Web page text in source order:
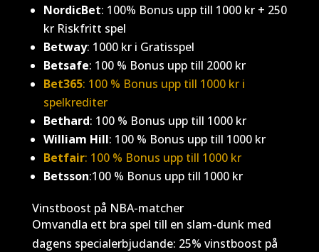
NordicBet: 100% Bonus upp till 1000 kr + 250
kr Riskfritt spel
Betway: 1000 kr i Gratisspel
Betsafe: 100 % Bonus upp till 2000 kr
Bet365: 100 % Bonus upp till 1000 kr i
spelkrediter
Bethard: 100 % Bonus upp till 1000 kr
William Hill: 100 % Bonus upp till 1000 kr
Betfair: 100 % Bonus upp till 1000 kr
Betsson:100 % Bonus upp till 1000 kr
Vinstboost på NBA-matcher
Omvandla ett bra spel till en slam-dunk med
dagens specialerbjudande: 25% vinstboost på